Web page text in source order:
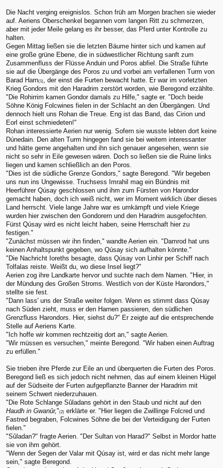
Die Nacht verging ereignislos. Schon früh am Morgen brachen sie wieder
auf. Aeriens Oberschenkel begannen vom langen Ritt zu schmerzen,
aber mit jeder Meile gelang es ihr besser, das Pferd unter Kontrolle zu
halten.
Gegen Mittag ließen sie die letzten Bäume hinter sich und kamen auf
eine große grüne Ebene, die in südwestlicher Richtung sanft zum
Zusammenfluss der Flüsse Anduin und Poros abfiel. Die Straße führte
sie auf die Übergänge des Poros zu und vorbei am verfallenen Turm von
Barad Harn(1), der einst die Furten bewacht hatte. Er war im vorletzten
Krieg Gondors mit den Haradrim zerstört worden, wie Beregond erzählte.
"Die Rohirrim kamen Gondor damals zu Hilfe," sagte er. "Doch beide
Söhne König Folcwines fielen in der Schlacht an den Übergängen. Und
dennoch hielt uns Rohan die Treue. Eng ist das Band, das Cirion und
Eorl einst schmiedeten!"
Rohan interessierte Aerien nur wenig. Sofern sie wusste lebten dort keine
Dúnedain. Den alten Turm hingegen fand sie bei weitem interessanter
und hätte gerne angehalten und ihn sich genauer angesehen, wenn sie
nicht so sehr in Eile gewesen wären. Doch so ließen sie die Ruine links
liegen und kamen schließlich an den Poros.
"Dies ist die südliche Grenze Gondors," sagte Beregond. "Wir begeben
uns nun ins Ungewisse. Truchsess Imrahil mag ein Bündnis mit
Heerführer Qúsay geschlossen und ihm zum Fürsten von Harondor
gemacht haben, doch ich weiß nicht, wer im Moment wirklich über dieses
Land herrscht. Viele lange Jahre war es umkämpft und viele Kriege
wurden hier zwischen den Gondorern und den Haradrim ausgefochten.
Fürst Qúsay wird es nicht leicht haben, seine Herrschaft hier zu
festigen."
"Zunächst müssen wir ihn finden," wandte Aerien ein. "Damrod hat uns
keinen Anhaltspunkt gegeben, wo Qúsay sich aufhalten könnte."
"Die Nachricht Ioreths besagte, dass Qúsay von Linhir per Schiff nach
Tolfalas reiste. Weißt du, wo diese Insel liegt?"
Aerien zog ihre Landkarte hervor und suchte nach dem Namen. "Hier, in
der Mündung des Großen Stroms. Westlich von der Küste Harondors,"
stellte sie fest.
"Dann lass' uns der Straße weiter folgen. Wenn es stimmt dass Qúsay
nach Süden zieht, muss er den Harnen passieren, den südlichen
Grenzfluss Harondors. Hier, siehst du?" Er zeigte auf die entsprechende
Stelle auf Aeriens Karte.
"Ich hoffe wir kommen rechtzeitig dort an," sagte Aerien.
"Wir müssen es versuchen," meinte Beregond. "Wir haben einen Auftrag
zu erfüllen."
Sie trieben ihre Pferde zur Eile an und überquerten die Furten des Poros.
Beregond ließ es sich jedoch nicht nehmen, das auf einem kleinen Hügel
auf der Südseite der Furten aufgepflanzte Banner der Haradrim mit
seinem Schwert niederzuhauen.
"Die Rote Schlange Sûladans gehört in den Staub und nicht auf den
Haudh in Gwanûr,"(2) erklärte er. "Hier liegen die Zwillinge Folcred und
Fastred begraben, Folcwines Söhne die bei der Verteidigung der Furten
fielen."
"Sûladan?" fragte Aerien. "Der Sultan von Harad?" Selbst in Mordor hatte
sie von ihm gehört.
"Wenn der Segen der Valar mit Qúsay ist, wird er das nicht mehr lange
sein," sagte Beregond.